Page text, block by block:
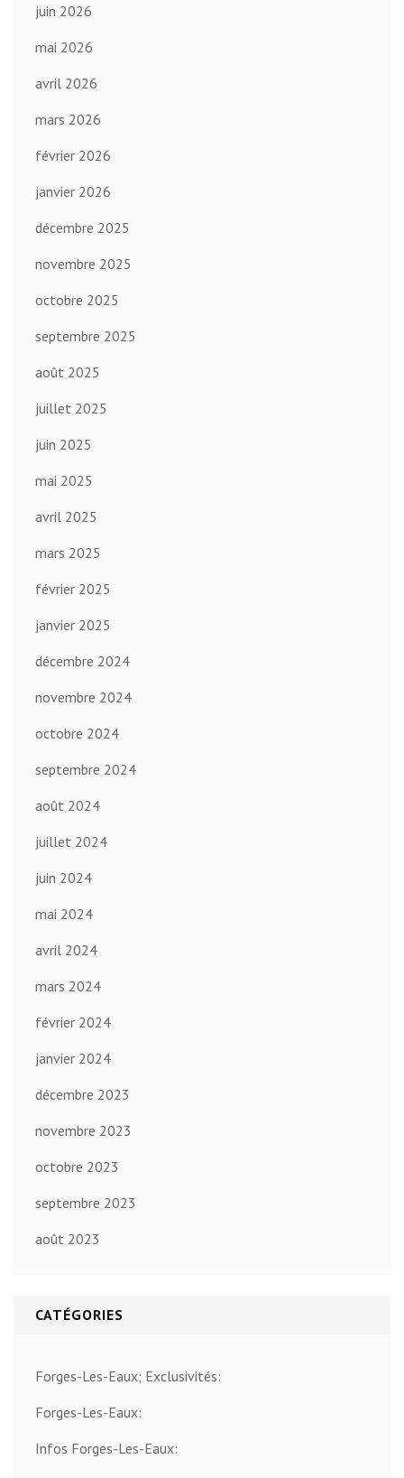
juin 2026
mai 2026
avril 2026
mars 2026
février 2026
janvier 2026
décembre 2025
novembre 2025
octobre 2025
septembre 2025
août 2025
juillet 2025
juin 2025
mai 2025
avril 2025
mars 2025
février 2025
janvier 2025
décembre 2024
novembre 2024
octobre 2024
septembre 2024
août 2024
juillet 2024
juin 2024
mai 2024
avril 2024
mars 2024
février 2024
janvier 2024
décembre 2023
novembre 2023
octobre 2023
septembre 2023
août 2023
CATÉGORIES
Forges-Les-Eaux; Exclusivités:
Forges-Les-Eaux:
Infos Forges-Les-Eaux: